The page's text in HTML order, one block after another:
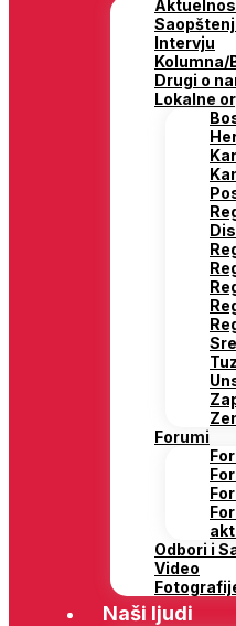
Intervju
Kolumna/
Drugi o
Lokalne
Forumi
Odbori i
Video
Naši ljudi